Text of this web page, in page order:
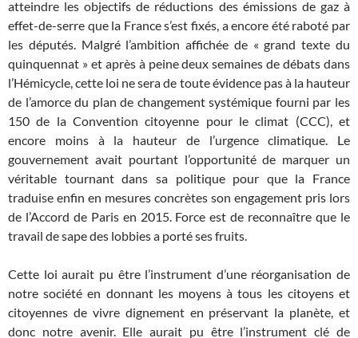
atteindre les objectifs de réductions des émissions de gaz à
effet-de-serre que la France s’est fixés, a encore été raboté par
les députés. Malgré l’ambition affichée de « grand texte du
quinquennat » et après à peine deux semaines de débats dans
l’Hémicycle, cette loi ne sera de toute évidence pas à la hauteur
de l’amorce du plan de changement systémique fourni par les
150 de la Convention citoyenne pour le climat (CCC), et
encore moins à la hauteur de l’urgence climatique. Le
gouvernement avait pourtant l’opportunité de marquer un
véritable tournant dans sa politique pour que la France
traduise enfin en mesures concrètes son engagement pris lors
de l’Accord de Paris en 2015. Force est de reconnaître que le
travail de sape des lobbies a porté ses fruits.
Cette loi aurait pu être l’instrument d’une réorganisation de
notre société en donnant les moyens à tous les citoyens et
citoyennes de vivre dignement en préservant la planète, et
donc notre avenir. Elle aurait pu être l’instrument clé de